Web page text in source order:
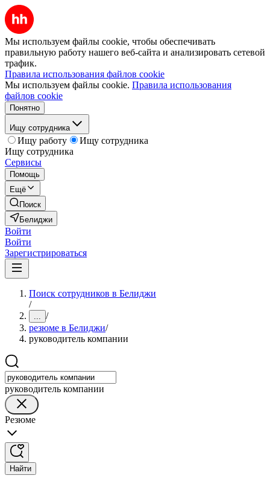
Мы используем файлы cookie, чтобы обеспечивать
правильную работу нашего веб-сайта и анализировать сетевой
трафик.
Правила использования файлов cookie
Мы используем файлы cookie. Правила использования
файлов cookie
Понятно
Ищу сотрудника
Ищу работу
Ищу сотрудника
Ищу сотрудника
Сервисы
Помощь
Ещё
Поиск
Белиджи
Войти
Войти
Зарегистрироваться
Поиск сотрудников в Белиджи
/
... /
резюме в Белиджи/
руководитель компании
руководитель компании
Резюме
Найти